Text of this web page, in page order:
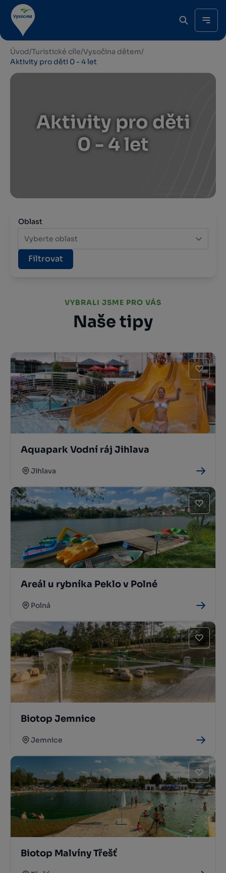
Úvod/Turistické cíle/Vysočina dětem/
Aktivity pro děti 0 - 4 let
Aktivity pro děti
0 - 4 let
Oblast
Vyberte oblast
Filtrovat
VYBRALI JSME PRO VÁS
Naše tipy
Aquapark Vodní ráj Jihlava
Jihlava
Areál u rybníka Peklo v Polné
Polná
Biotop Jemnice
Jemnice
Biotop Malvíny Třešť